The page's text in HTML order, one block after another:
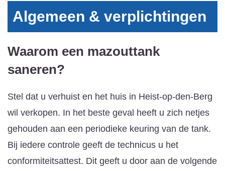
Algemeen & verplichtingen
Waarom een mazouttank
saneren?
Stel dat u verhuist en het huis in Heist-op-den-Berg
wil verkopen. In het beste geval heeft u zich netjes
gehouden aan een periodieke keuring van de tank.
Bij iedere controle geeft de technicus u het
conformiteitsattest. Dit geeft u door aan de volgende